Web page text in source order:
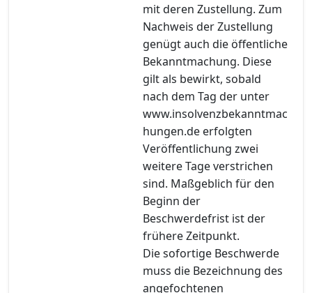
mit deren Zustellung. Zum
Nachweis der Zustellung
genügt auch die öffentliche
Bekanntmachung. Diese
gilt als bewirkt, sobald
nach dem Tag der unter
www.insolvenzbekanntmac
hungen.de erfolgten
Veröffentlichung zwei
weitere Tage verstrichen
sind. Maßgeblich für den
Beginn der
Beschwerdefrist ist der
frühere Zeitpunkt.
Die sofortige Beschwerde
muss die Bezeichnung des
angefochtenen